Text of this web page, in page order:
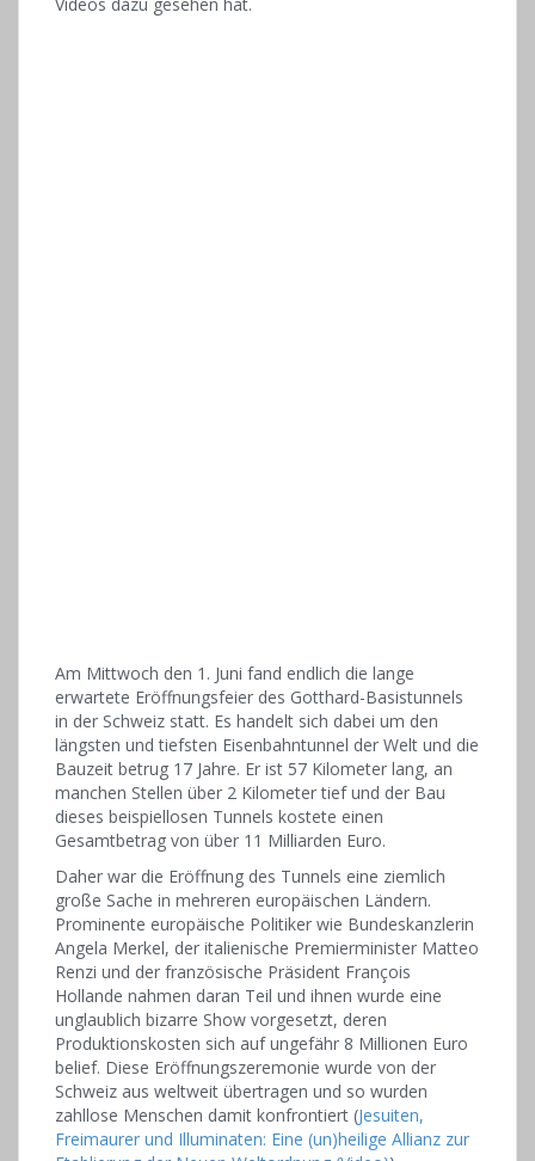
Am Mittwoch den 1. Juni fand endlich die lange
erwartete Eröffnungsfeier des Gotthard-Basistunnels
in der Schweiz statt. Es handelt sich dabei um den
längsten und tiefsten Eisenbahntunnel der Welt und die
Bauzeit betrug 17 Jahre. Er ist 57 Kilometer lang, an
manchen Stellen über 2 Kilometer tief und der Bau
dieses beispiellosen Tunnels kostete einen
Gesamtbetrag von über 11 Milliarden Euro.
Daher war die Eröffnung des Tunnels eine ziemlich
große Sache in mehreren europäischen Ländern.
Prominente europäische Politiker wie Bundeskanzlerin
Angela Merkel, der italienische Premierminister Matteo
Renzi und der französische Präsident François
Hollande nahmen daran Teil und ihnen wurde eine
unglaublich bizarre Show vorgesetzt, deren
Produktionskosten sich auf ungefähr 8 Millionen Euro
belief. Diese Eröffnungszeremonie wurde von der
Schweiz aus weltweit übertragen und so wurden
zahllose Menschen damit konfrontiert (Jesuiten,
Freimaurer und Illuminaten: Eine (un)heilige Allianz zur